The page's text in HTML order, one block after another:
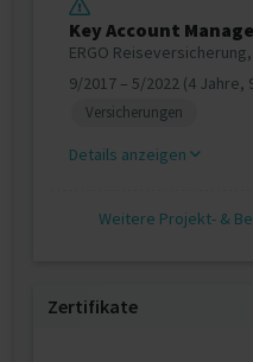
Key Account
ERGO
9/2017 – 5/2022 (4 Jahre,
Versicherungen
Details anzeigen
Weitere Projekt‐ &
Zertifikate